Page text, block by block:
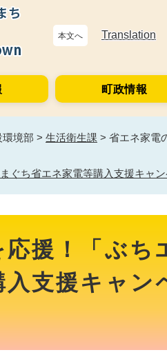
本文へ Translation
町政情報
環境部 > 生活衛生課 > 省エネ家電
ぐち省エネ家電等購入支援キャ
援！「ぶち
支援キャン